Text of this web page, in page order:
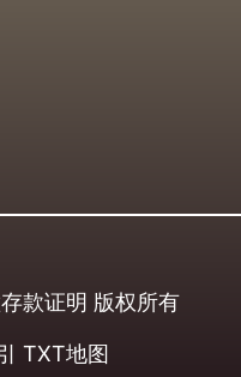
款证明 版权所有
TXT地图